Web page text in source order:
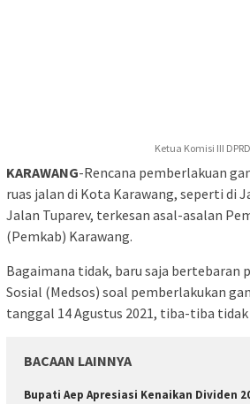
Ketua Komisi III
KARAWANG-Rencana pemberlakuan
ruas jalan di Kota Karawang, seperti di
Jalan Tuparev, terkesan asal-asalan
(Pemkab) Karawang.
Bagaimana tidak, baru saja bertebaran
Sosial (Medsos) soal pemberlakukan
tanggal 14 Agustus 2021, tiba-tiba
BACAAN LAINNYA
Bupati Aep Apresiasi Kenaikan Dividen